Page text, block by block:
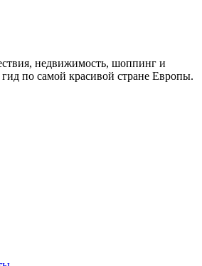
недвижимость, шоппинг и
по самой красивой стране Европы.